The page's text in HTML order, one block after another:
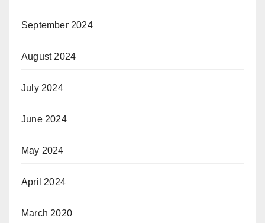
September 2024
August 2024
July 2024
June 2024
May 2024
April 2024
March 2020